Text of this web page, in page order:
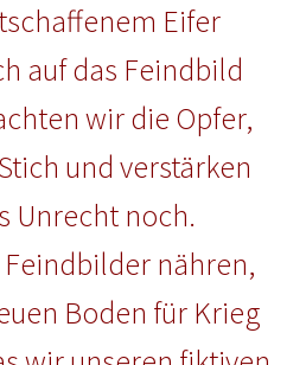
Eifer
auf das Feindbild
wir die Opfer,
und verstärken
Unrecht noch.
nähren,
Boden für Krieg